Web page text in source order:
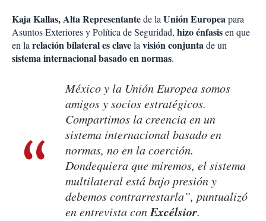
Kaja Kallas, Alta Representantede laUnión Europeapara
Asuntos Exteriores y Política de Seguridad, hizo énfasisen que
en larelación bilateral es clavelavisión conjuntade un
sistema internacional basado en normas.
México y la Unión Europea somos
amigos y socios estratégicos.
Compartimos la creencia en un
sistema internacional basado en
normas, no en la coerción.
Dondequiera que miremos, el sistema
multilateral está bajo presión y
debemos contrarrestarla”, puntualizó
en entrevista conExcélsior.